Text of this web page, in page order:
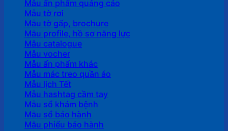
Mẫu ấn phẩm quảng cáo
Mẫu tờ rơi
Mẫu tờ gấp, brochure
Mẫu profile, hồ sơ năng lực
Mẫu catalogue
Mẫu vocher
Mẫu ấn phẩm khác
Mẫu mác treo quần áo
Mẫu lịch Tết
Mẫu hashtag cầm tay
Mẫu sổ khám bệnh
Mẫu sổ bảo hành
Mẫu phiếu bảo hành